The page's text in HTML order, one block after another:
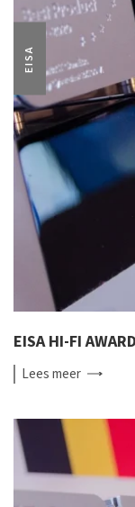
EISA
EISA HI-FI
Leesmeer